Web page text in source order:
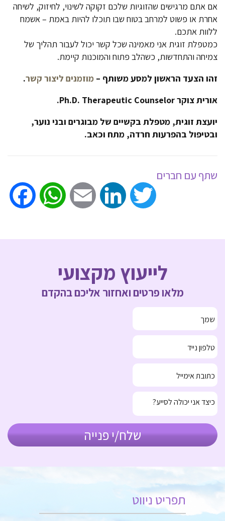
אם אתם מרגישים שהזוגיות שלכם זקוקה לשינוי, לחיזוק, לשיחה
אחרת או פשוט למרחב בטוח שבו תוכלו להיות באמת – אשמח
ללוות אתכם.
כמטפלת זוגית אני מאמינה שכל קשר יכול לעבור תהליך של
צמיחה והתחדשות, כשהלב פתוח והמוכנות קיימת.
זהו הצעד הראשון למסע משותף – מוזמנים ליצור קשר.
אורית צוקר
Ph.D. Therapeutic Counselor
.
יועצת זוגית, מטפלת בקשיים של מבוגרים ובני נוער,
ובטיפול בהפרעות חרדה, מתח וכאב.
שתף עם חברים
Twitter
LinkedIn
Email
WhatsApp
לייעוץ מקצועי
מלאו פרטים ואחזור אליכם בהקדם
תפריט ניווט